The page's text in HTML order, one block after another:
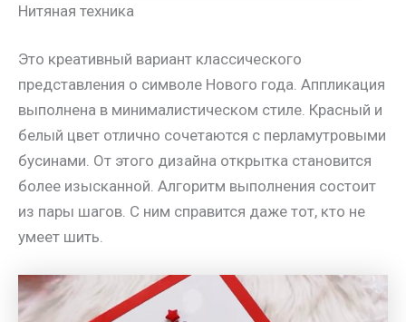
Нитяная техника
Это креативный вариант классического
представления о символе Нового года. Аппликация
выполнена в минималистическом стиле. Красный и
белый цвет отлично сочетаются с перламутровыми
бусинами. От этого дизайна открытка становится
более изысканной. Алгоритм выполнения состоит
из пары шагов. С ним справится даже тот, кто не
умеет шить.